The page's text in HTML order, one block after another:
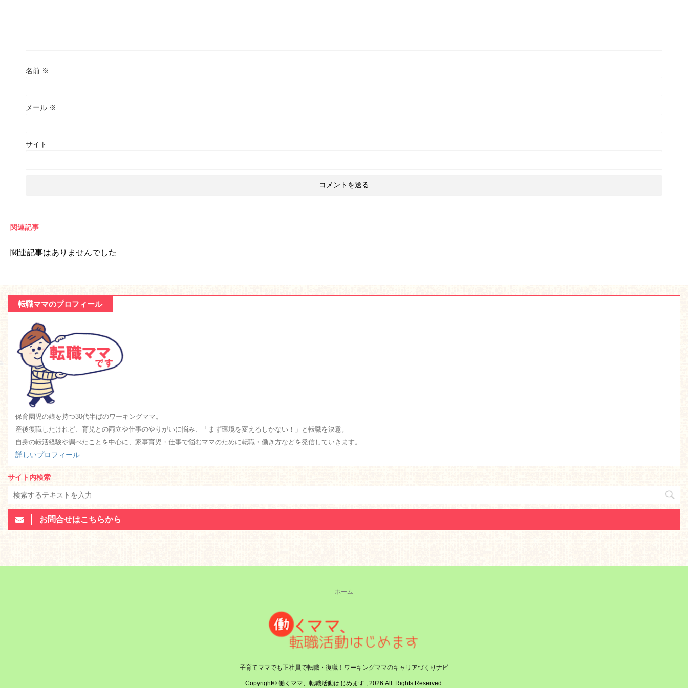
名前 ※
メール ※
サイト
関連記事
関連記事はありませんでした
転職ママのプロフィール
保育園児の娘を持つ30代半ばのワーキングママ。
産後復職したけれど、育児との両立や仕事のやりがいに悩み、「まず環境を変えるしかない！」と転職を決意。
自身の転活経験や調べたことを中心に、家事育児・仕事で悩むママのために転職・働き方などを発信していきます。
詳しいプロフィール
サイト内検索
お問合せはこちらから
ホーム
子育てママでも正社員で転職・復職！ワーキングママのキャリアづくりナビ
Copyright© 働くママ、転職活動はじめます , 2026 All Rights Reserved.